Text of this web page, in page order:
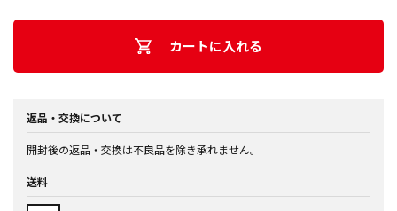
カートに入れる
返品・交換について
開封後の返品・交換は不良品を除き承れません。
送料